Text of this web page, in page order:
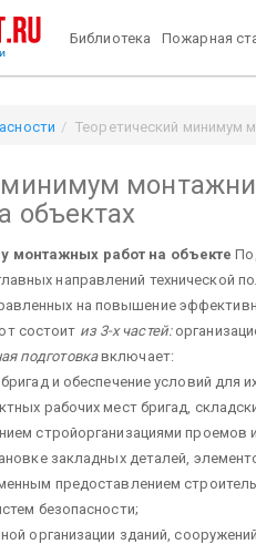
Библиотека Пожарная
Теоретический минимум
минимум
объектах
монтажных работ на объекте
направлений технической
на повышение
состоит из3-х частей:
подготовкавключает:
и обес­печение условий для
рабочих мест бригад,
стройорганизациями проемов
закладных деталей,
предос­тавлением
безопасности;
организации зданий,